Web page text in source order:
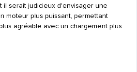
il serait judicieux d'envisager une
moteur plus puissant, permettant
agréable avec un chargement plus